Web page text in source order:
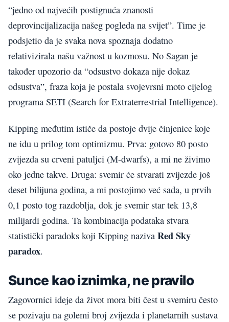
“jedno od najvećih postignuća znanosti
deprovincijalizacija našeg pogleda na svijet”. Time je
podsjetio da je svaka nova spoznaja dodatno
relativizirala našu važnost u kozmosu. No Sagan je
također upozorio da “odsustvo dokaza nije dokaz
odsustva”, fraza koja je postala svojevrsni moto cijelog
programa SETI (Search for Extraterrestrial Intelligence).
Kipping međutim ističe da postoje dvije činjenice koje
ne idu u prilog tom optimizmu. Prva: gotovo 80 posto
zvijezda su crveni patuljci (M-dwarfs), a mi ne živimo
oko jedne takve. Druga: svemir će stvarati zvijezde još
deset bilijuna godina, a mi postojimo već sada, u prvih
0,1 posto tog razdoblja, dok je svemir star tek 13,8
milijardi godina. Ta kombinacija podataka stvara
statistički paradoks koji Kipping naziva Red Sky
paradox.
Sunce kao iznimka, ne pravilo
Zagovornici ideje da život mora biti čest u svemiru često
se pozivaju na golemi broj zvijezda i planetarnih sustava